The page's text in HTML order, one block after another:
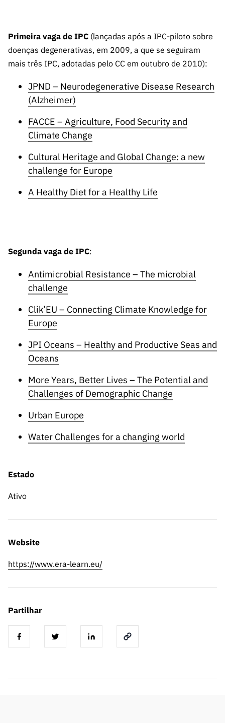
Capacitaç
ão”
Primeira vaga de IPC (lançadas após a IPC-piloto sobre
doenças degenerativas, em 2009, a que se seguiram
mais três IPC, adotadas pelo CC em outubro de 2010):
JPND – Neurodegenerative Disease Research
(Alzheimer)
FACCE – Agriculture, Food Security and
Climate Change
Cultural Heritage and Global Change: a new
challenge for Europe
A Healthy Diet for a Healthy Life
Segunda vaga de IPC:
Antimicrobial Resistance – The microbial
challenge
Clik’EU – Connecting Climate Knowledge for
Europe
JPI Oceans – Healthy and Productive Seas and
Oceans
More Years, Better Lives – The Potential and
Challenges of Demographic Change
Urban Europe
Water Challenges for a changing world
Estado
Ativo
Website
https://www.era-learn.eu/
Partilhar